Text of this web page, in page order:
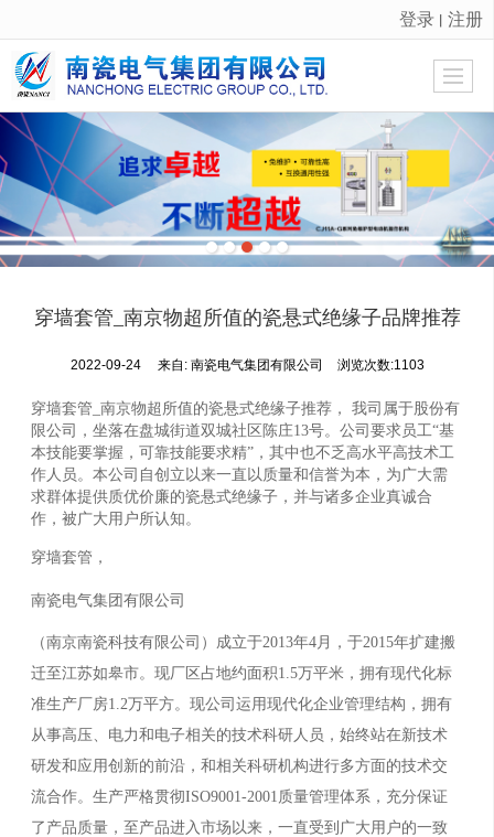
很遗憾，因您的浏览器版本过低导致无法获得最佳浏览体验，推荐下载安装谷歌浏览器！
登录 丨 注册
穿墙套管_南京物超所值的瓷悬式绝缘子品牌推荐
2022-09-24 来自: 南瓷电气集团有限公司 浏览次数:1103
穿墙套管_南京物超所值的瓷悬式绝缘子推荐， 我司属于股份有
限公司，坐落在盘城街道双城社区陈庄13号。公司要求员工“基
本技能要掌握，可靠技能要求精”，其中也不乏高水平高技术工
作人员。本公司自创立以来一直以质量和信誉为本，为广大需
求群体提供质优价廉的瓷悬式绝缘子，并与诸多企业真诚合
作，被广大用户所认知。
穿墙套管，
南瓷电气集团有限公司
（南京南瓷科技有限公司）成立于2013年4月，于2015年扩建搬
迁至江苏如皋市。现厂区占地约面积1.5万平米，拥有现代化标
准生产厂房1.2万平方。现公司运用现代化企业管理结构，拥有
从事高压、电力和电子相关的技术科研人员，始终站在新技术
研发和应用创新的前沿，和相关科研机构进行多方面的技术交
流合作。生产严格贯彻ISO9001-2001质量管理体系，充分保证
了产品质量，至产品进入市场以来，一直受到广大用户的一致